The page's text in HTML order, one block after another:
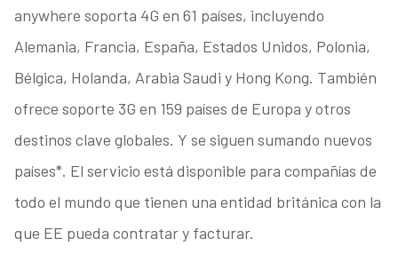
anywhere soporta 4G en 61 países, incluyendo
Alemania, Francia, España, Estados Unidos, Polonia,
Bélgica, Holanda, Arabia Saudi y Hong Kong. También
ofrece soporte 3G en 159 países de Europa y otros
destinos clave globales. Y se siguen sumando nuevos
países*. El servicio está disponible para compañías de
todo el mundo que tienen una entidad británica con la
que EE pueda contratar y facturar.